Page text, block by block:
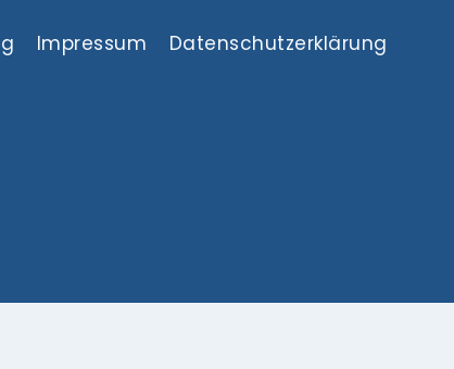
Impressum Datenschutzerklärung